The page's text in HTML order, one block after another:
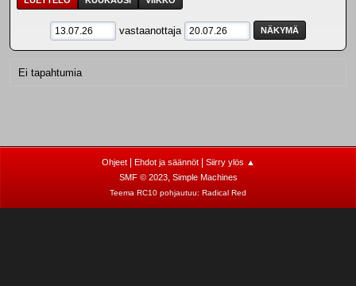
vastaanottaja
Ei tapahtumia
Ohjeet| Ehdot ja säännöt|
Siirry ylös ▲
SMF © 2023, Simple Machines
Teema RC10 pohjautuu: Radical Red